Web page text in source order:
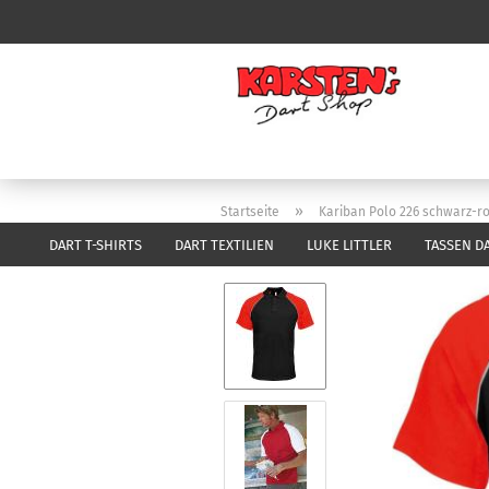
DART T-SHIRTS DART TEXTILIEN LUKE LITTLER TASSEN
Startseite » Kariban Polo 226 schwarz-